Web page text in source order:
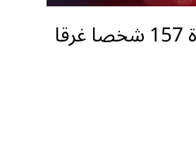
خطر السباحة في المسطحات المائية.. وفاة 157 شخصا غرقا